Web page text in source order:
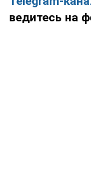
ведитесь на